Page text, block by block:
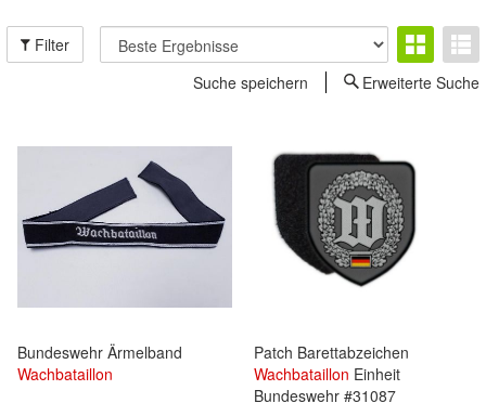
Filter
Suche speichern
Erweiterte Suche
Bundeswehr Ärmelband
Wachbataillon
Patch Barettabzeichen
Wachbataillon Einheit
Bundeswehr #31087